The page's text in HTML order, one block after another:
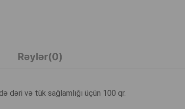
Rəylər(0)
dəri və tük sağlamlığı üçün 100 qr.